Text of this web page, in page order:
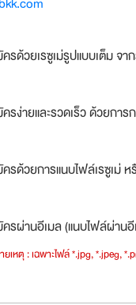
รด้วยเรซูเม่รูปแบบเต็ม จ
รง่ายและรวดเร็ว ด้วยกา
รด้วยการแนบไฟล์เรซูเม่
รผ่านอีเมล (แนบไฟล์ผ่านอี
ยเหตุ : เฉพาะไฟล์ *.jpg, *.jpeg,